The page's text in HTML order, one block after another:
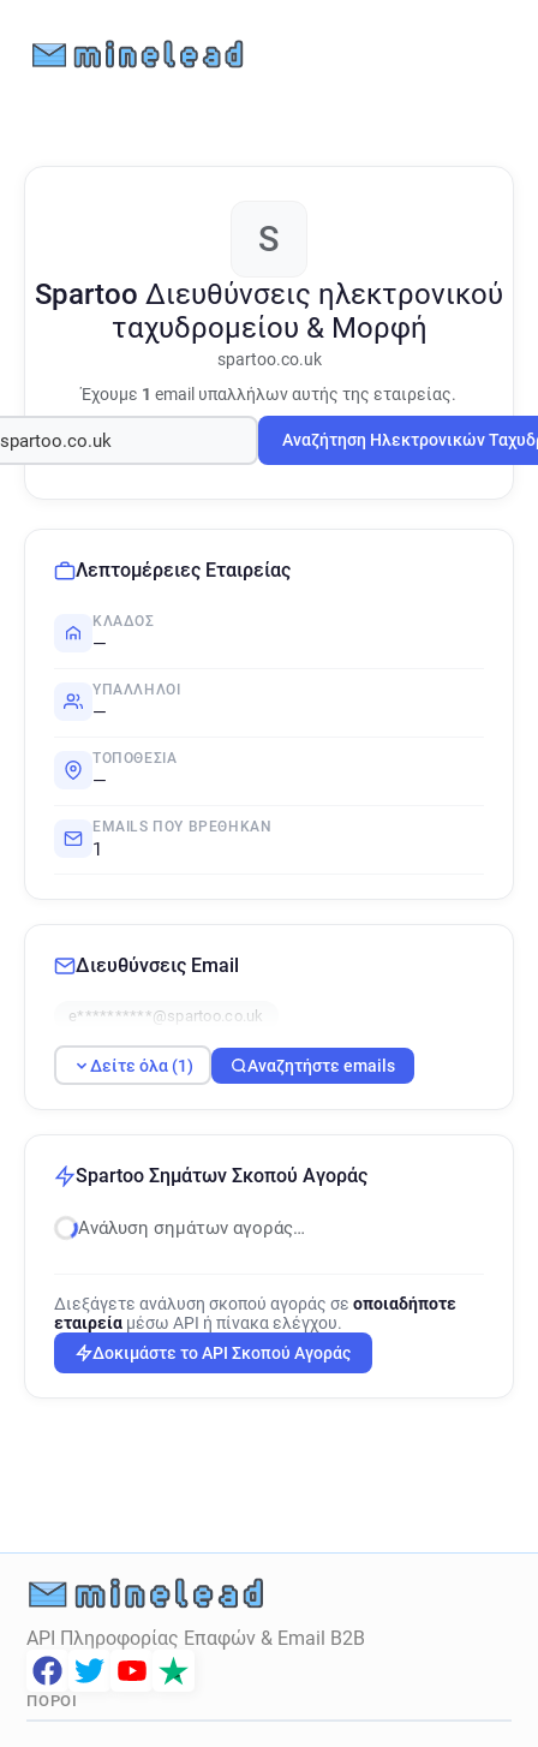
S
Spartoo Διευθύνσεις ηλεκτρονικού
ταχυδρομείου & Μορφή
spartoo.co.uk
Έχουμε 1 email υπαλλήλων αυτής της εταιρείας.
Αναζήτηση Ηλεκτρονικών
Λεπτομέρειες Εταιρείας
ΚΛΆΔΟΣ
—
ΥΠΆΛΛΗΛΟΙ
—
ΤΟΠΟΘΕΣΊΑ
—
EMAILS ΠΟΥ ΒΡΈΘΗΚΑΝ
1
Διευθύνσεις Email
e**********@spartoo.co.uk
Δείτε όλα (1) Αναζητήστε emails
Spartoo Σημάτων Σκοπού Αγοράς
Ανάλυση σημάτων αγοράς…
Διεξάγετε ανάλυση σκοπού αγοράς σε οποιαδήποτε
εταιρεία μέσω API ή πίνακα ελέγχου.
Δοκιμάστε το API Σκοπού Αγοράς
API Πληροφορίας Επαφών & Email B2B
ΠΌΡΟΙ